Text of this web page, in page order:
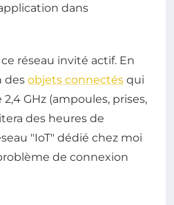
dans
ce réseau invité actif. En
des objets connectés qui
GHz (ampoules, prises,
des heures de
"IoT" dédié chez moi
de connexion